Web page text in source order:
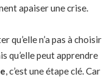
apaiser une crise.
qu’elle n’a pas à choisir
qu’elle peut apprendre
, c’est une étape clé. Car